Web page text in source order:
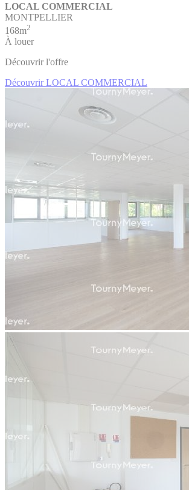
LOCAL COMMERCIAL
MONTPELLIER
168m2
À louer
Découvrir l'offre
Découvrir LOCAL COMMERCIAL